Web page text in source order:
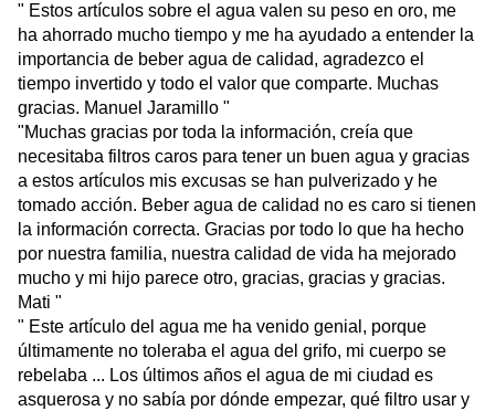
" Estos artículos sobre el agua valen su peso en oro, me
ha ahorrado mucho tiempo y me ha ayudado a entender la
importancia de beber agua de calidad, agradezco el
tiempo invertido y todo el valor que comparte. Muchas
gracias. Manuel Jaramillo "
"Muchas gracias por toda la información, creía que
necesitaba filtros caros para tener un buen agua y gracias
a estos artículos mis excusas se han pulverizado y he
tomado acción. Beber agua de calidad no es caro si tienen
la información correcta. Gracias por todo lo que ha hecho
por nuestra familia, nuestra calidad de vida ha mejorado
mucho y mi hijo parece otro, gracias, gracias y gracias.
Mati "
" Este artículo del agua me ha venido genial, porque
últimamente no toleraba el agua del grifo, mi cuerpo se
rebelaba ... Los últimos años el agua de mi ciudad es
asquerosa y no sabía por dónde empezar, qué filtro usar y